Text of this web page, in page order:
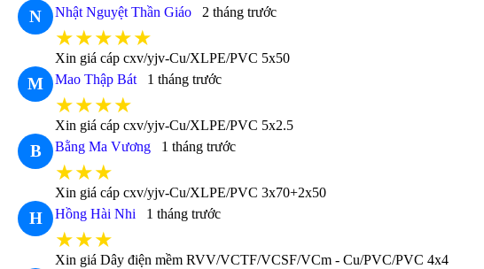
N Nhật Nguyệt Thần Giáo 2 tháng trước
★★★★★
Xin giá cáp cxv/yjv-Cu/XLPE/PVC 5x50
M Mao Thập Bát 1 tháng trước
★★★★
Xin giá cáp cxv/yjv-Cu/XLPE/PVC 5x2.5
B Bằng Ma Vương 1 tháng trước
★★★
Xin giá cáp cxv/yjv-Cu/XLPE/PVC 3x70+2x50
H Hồng Hài Nhi 1 tháng trước
★★★
Xin giá Dây điện mềm RVV/VCTF/VCSF/VCm - Cu/PVC/PVC 4x4